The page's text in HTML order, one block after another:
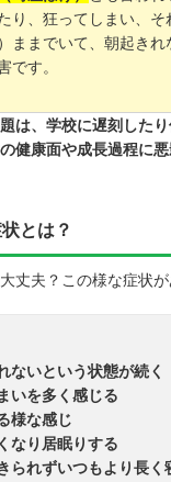
り、狂ってしまい、そ
ままでいて、朝起きれ
です。
は、学校に遅刻した
健康面や成長過程に
とは？
丈夫？この様な症状
ないという状態が続く
いを多く感じる
様な感じ
なり居眠りする
られずいつもより長く